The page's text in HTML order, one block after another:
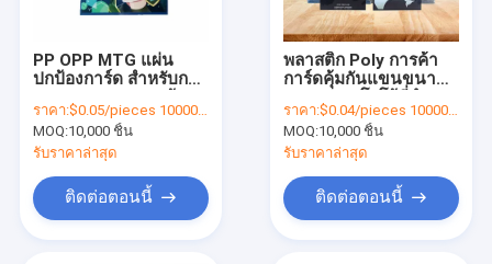
PP OPP MTG แผ่น
ปกป้องการ์ด สําหรับการ
การ์ดเกม
ราคา:$0.05/pieces 10000-99999 pieces
MOQ:10,000 ชิ้น
รับราคาล่าสุด
ติดต่อตอนนี้
พลาสติก Poly การค้า
การ์ดคุ้มกันแขนขนาด
หนดเองสําหรับการค้า
ของขวัญ
ราคา:$0.04/pieces 10000-99999 pieces
MOQ:10,000 ชิ้น
รับราคาล่าสุด
ติดต่อตอนนี้